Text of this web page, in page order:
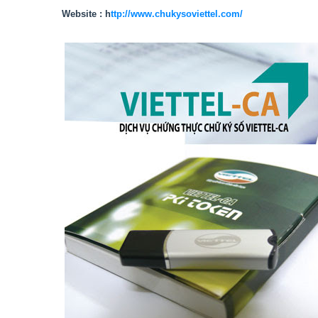
Website : http://www.chukysoviettel.com/